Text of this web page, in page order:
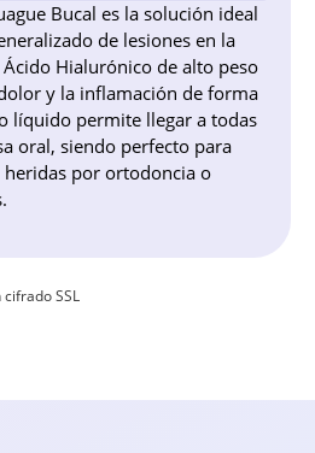
Bucal es la solución ideal
de lesiones en la
Hialurónico de alto peso
y la inflamación de forma
líquido permite llegar a todas
oral, siendo perfecto para
por ortodoncia o
SSL